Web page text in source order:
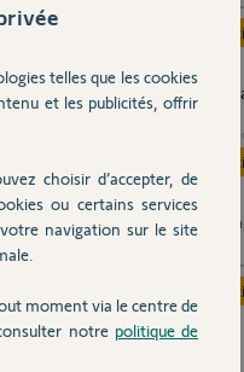
Fonctionnement bizarre des stores avec
capteur vent soleil ?
il y a
Problème de commande lames pergola avec
tahoma
telles que les cookies
et les publicités, offrir
choisir d’accepter, de
ou certains services
navigation sur le site
moment via le centre de
notre politique de